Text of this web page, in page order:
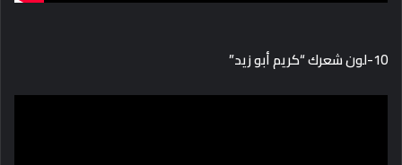
10-لون شعرك “كريم أبو زيد”